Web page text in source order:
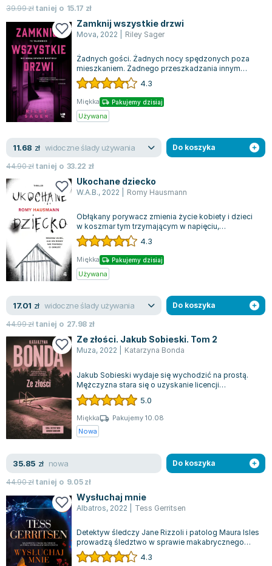
39.99złtaniej o 15.17 zł
Zamknij wszystkie drzwi
Mova, 2022 Riley Sager
Żadnych gości. Żadnych nocy spędzonych poza
mieszkaniem. Żadnego przeszkadzania innym
mieszkańcom, z których wszyscy to szalenie b...
4.3
Miękka Pakujemy dzisiaj
Używana
11.68 zł widoczne ślady używania
44.90złtaniej o 33.22 zł
Do koszyka
Ukochane dziecko
W.A.B., 2022 Romy Hausmann
Obłąkany porywacz zmienia życie kobiety i dzieci
w koszmar tym trzymającym w napięciu,
bestsellerowym thrillerze od jednej z najba...
4.3
Miękka Pakujemy dzisiaj
Używana
17.01 zł widoczne ślady używania
44.99złtaniej o 27.98 zł
Do koszyka
Ze złości. Jakub Sobieski. Tom 2
Muza, 2022 Katarzyna Bonda
Jakub Sobieski wydaje się wychodzić na prostą.
Mężczyzna stara się o uzyskanie licencji
detektywistycznej, co ma stanowić alternat...
5.0
Miękka
Pakujemy 10.08
Nowa
35.85 zł nowa
44.90złtaniej o 9.05zł
Do koszyka
Wysłuchaj mnie
Albatros, 2022 Tess Gerritsen
Detektyw śledczy Jane Rizzoli i patolog Maura Isles
prowadzą śledztwo w sprawie makabrycznego
morderstwa Sofii Suarez, pielęgniark...
4.3